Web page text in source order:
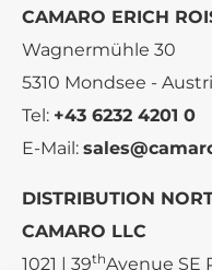
CAMARO ERICH
Wagnermühle 30
5310 Mondsee -
Tel: +43 6232 4201 0
E-Mail:
DISTRIBUTION
CAMARO LLC
1021 | 39thAvenue SE